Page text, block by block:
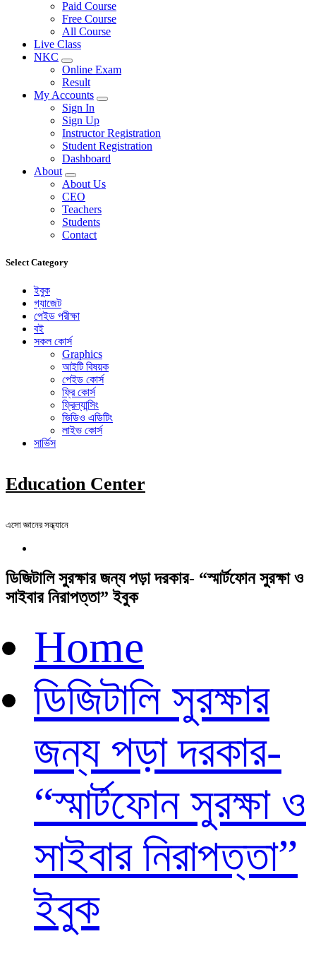
Paid Course
Free Course
All Course
Live Class
NKC
Online Exam
Result
My Accounts
Sign In
Sign Up
Instructor Registration
Student Registration
Dashboard
About
About Us
CEO
Teachers
Students
Contact
Select Category
ইবুক
গ্যাজেট
পেইড পরীক্ষা
বই
সকল কোর্স
Graphics
আইটি বিষয়ক
পেইড কোর্স
ফ্রি কোর্স
ফ্রিল্যান্সিং
ভিডিও এডিটিং
লাইভ কোর্স
সার্ভিস
Education Center
এসো জ্ঞানের সন্ধ্যানে
ডিজিটালি সুরক্ষার জন্য পড়া দরকার- “স্মার্টফোন সুরক্ষা ও
সাইবার নিরাপত্তা” ইবুক
Home
ডিজিটালি সুরক্ষার
জন্য পড়া দরকার-
“স্মার্টফোন সুরক্ষা ও
সাইবার নিরাপত্তা”
ইবুক